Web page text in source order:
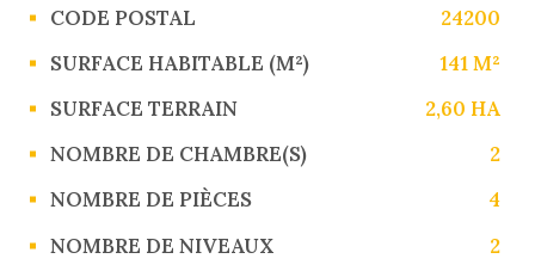
Caractérisque Valeurs
CODE POSTAL
24200
SURFACE HABITABLE (M²)
141 M²
SURFACE TERRAIN
2,60 HA
NOMBRE DE CHAMBRE(S)
2
NOMBRE DE PIÈCES
4
NOMBRE DE NIVEAUX
2